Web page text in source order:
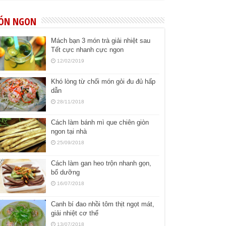
NGON
Mách bạn 3 món trà giải nhiệt sau
Tết cực nhanh cực ngon
12/02/2019
Khó lòng từ chối món gỏi đu đủ hấp
dẫn
28/11/2018
Cách làm bánh mì que chiên giòn
ngon tại nhà
25/09/2018
Cách làm gan heo trộn nhanh gọn,
bổ dưỡng
16/07/2018
Canh bí đao nhồi tôm thịt ngọt mát,
giải nhiệt cơ thể
13/07/2018